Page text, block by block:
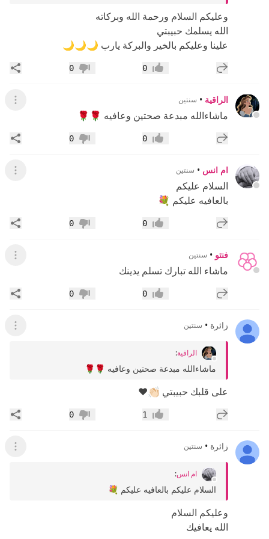
وعليكم السلام ورحمة الله وبركاته
الله يسلمك حبيبتي
علينا وعليكم بالخير والبركة يارب 🌙🌙🌙
إضافة رد جديد إعجاب0 عدم إعجاب
0
الراقية • سنتين عرض
ماشاءالله مبدعة صحتين وعافيه 🌹🌹
إضافة رد جديد إعجاب0 عدم إعجاب
0
ام انس • سنتين عرض
السلام عليكم
بالعافيه عليكم 💐
إضافة رد جديد إعجاب0 عدم إعجاب
0
فنتو • سنتين عرض
ماشاء الله تبارك تسلم يدينك
إضافة رد جديد إعجاب0 عدم إعجاب
0
زائرة • سنتين عرض
الراقية:
ماشاءالله مبدعة صحتين وعافيه 🌹🌹
على قلبك حبيبتي 👏🏻❤️
إضافة رد جديد إعجاب1 عدم إعجاب
0
زائرة • سنتين عرض
ام انس:
السلام عليكم بالعافيه عليكم 💐
وعليكم السلام
الله يعافيك